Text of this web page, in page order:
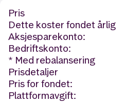
Pris
Dette koster fondet årlig
Aksjesparekonto:
Bedriftskonto:
* Med rebalansering
Prisdetaljer
Pris for fondet:
Plattformavgift: